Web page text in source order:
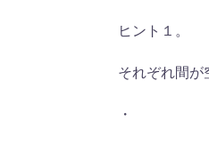
ヒント１。
それぞれ間が
・